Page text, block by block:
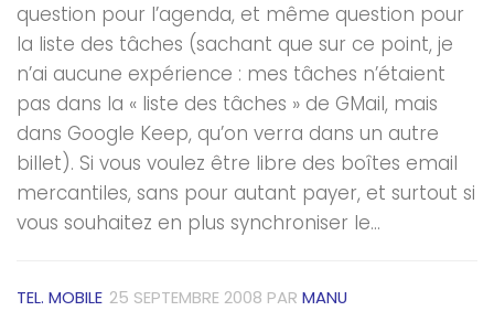
question pour l’agenda, et même question pour
la liste des tâches (sachant que sur ce point, je
n’ai aucune expérience : mes tâches n’étaient
pas dans la « liste des tâches » de GMail, mais
dans Google Keep, qu’on verra dans un autre
billet). Si vous voulez être libre des boîtes email
mercantiles, sans pour autant payer, et surtout si
vous souhaitez en plus synchroniser le...
TEL. MOBILE 25 SEPTEMBRE 2008 PAR MANU